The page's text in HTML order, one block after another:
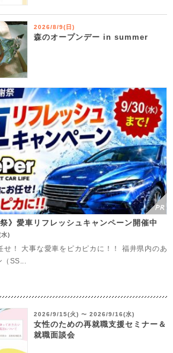
2026/8/9(日)
森のオープンデー in summer
》愛車リフレッシュキャンペーン開催中
)
せ！ 大事な愛車をピカピカに！！ 福井県内のあ
（SS...
2026/9/15(火) 〜 2026/9/16(水)
女性のための再就職支援セミナー＆
就職面談会